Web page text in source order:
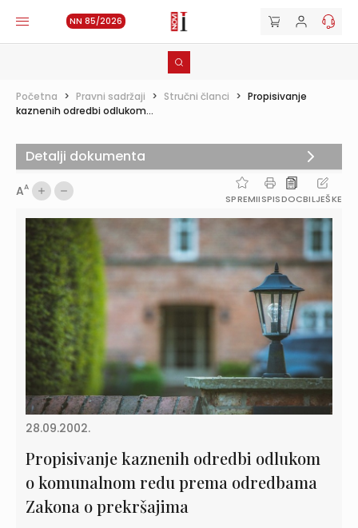
NN 85/2026
Početna > Pravni sadržaji > Stručni članci > Propisivanje
kaznenih odredbi odlukom...
AA
SPREMIISPISDOCBILJEŠKE
28.09.2002.
Propisivanje kaznenih odredbi odlukom
o komunalnom redu prema odredbama
Zakona o prekršajima
Detalji dokumenta